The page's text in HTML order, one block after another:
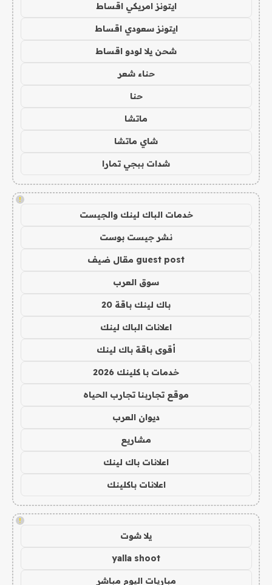
ايتونز امريكي اقساط
ايتونز سعودي اقساط
شحن يلا لودو اقساط
حناء شعر
حنا
ماتشا
شاي ماتشا
شدات ببجي تمارا
!
خدمات الباك لينك والجيست
نشر جيست بوست
guest post مقال ضيف
سوق العرب
باك لينك باقة 20
اعلانات الباك لينك
أقوى باقة باك لينك
خدمات با كلينك 2026
موقع تجاربنا تجارب الحياه
ديوان العرب
مشاريع
اعلانات باك لينك
اعلانات باكلينك
!
يلا شوت
yalla shoot
مباريات اليوم مباشر